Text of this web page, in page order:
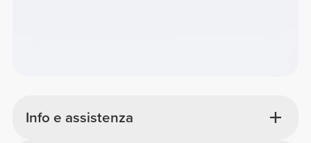
Info e assistenza